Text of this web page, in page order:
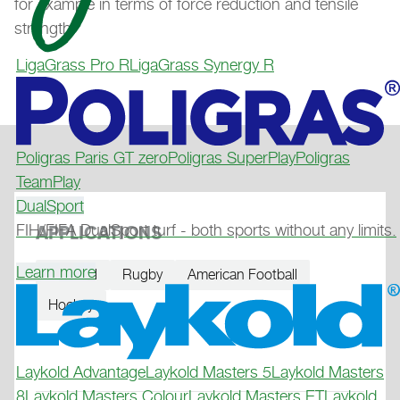
LigaGrass Pro RLigaGrass Synergy R
Poligras Paris GT zeroPoligras SuperPlayPoligras
TeamPlay
DualSport
FIH/FIFA DualSport turf - both sports without any limits.
Learn more
Laykold AdvantageLaykold Masters 5Laykold Masters
8Laykold Masters ColourLaykold Masters ETLaykold
for example in terms of force reduction and tensile
strength.
APPLICATIONS
Football Rugby
American Football
Hockey